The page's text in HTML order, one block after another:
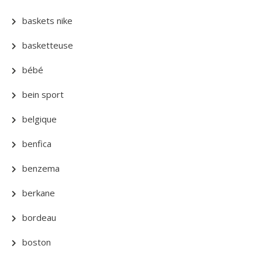
baskets nike
basketteuse
bébé
bein sport
belgique
benfica
benzema
berkane
bordeau
boston